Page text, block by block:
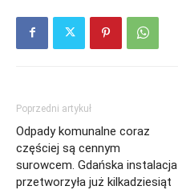
Poprzedni artykuł
Odpady komunalne coraz
częściej są cennym
surowcem. Gdańska instalacja
przetworzyła już kilkadziesiąt